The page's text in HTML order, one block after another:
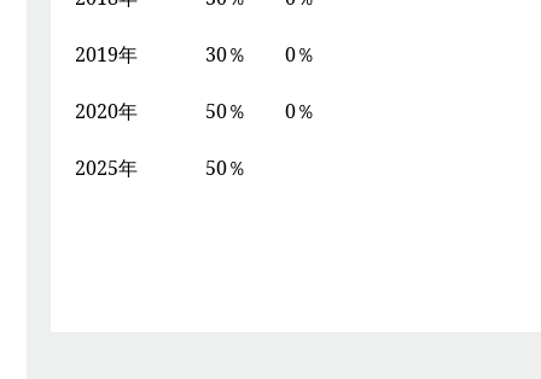
2019年 30％ 0％
2020年 50％ 0％
2025年 50％